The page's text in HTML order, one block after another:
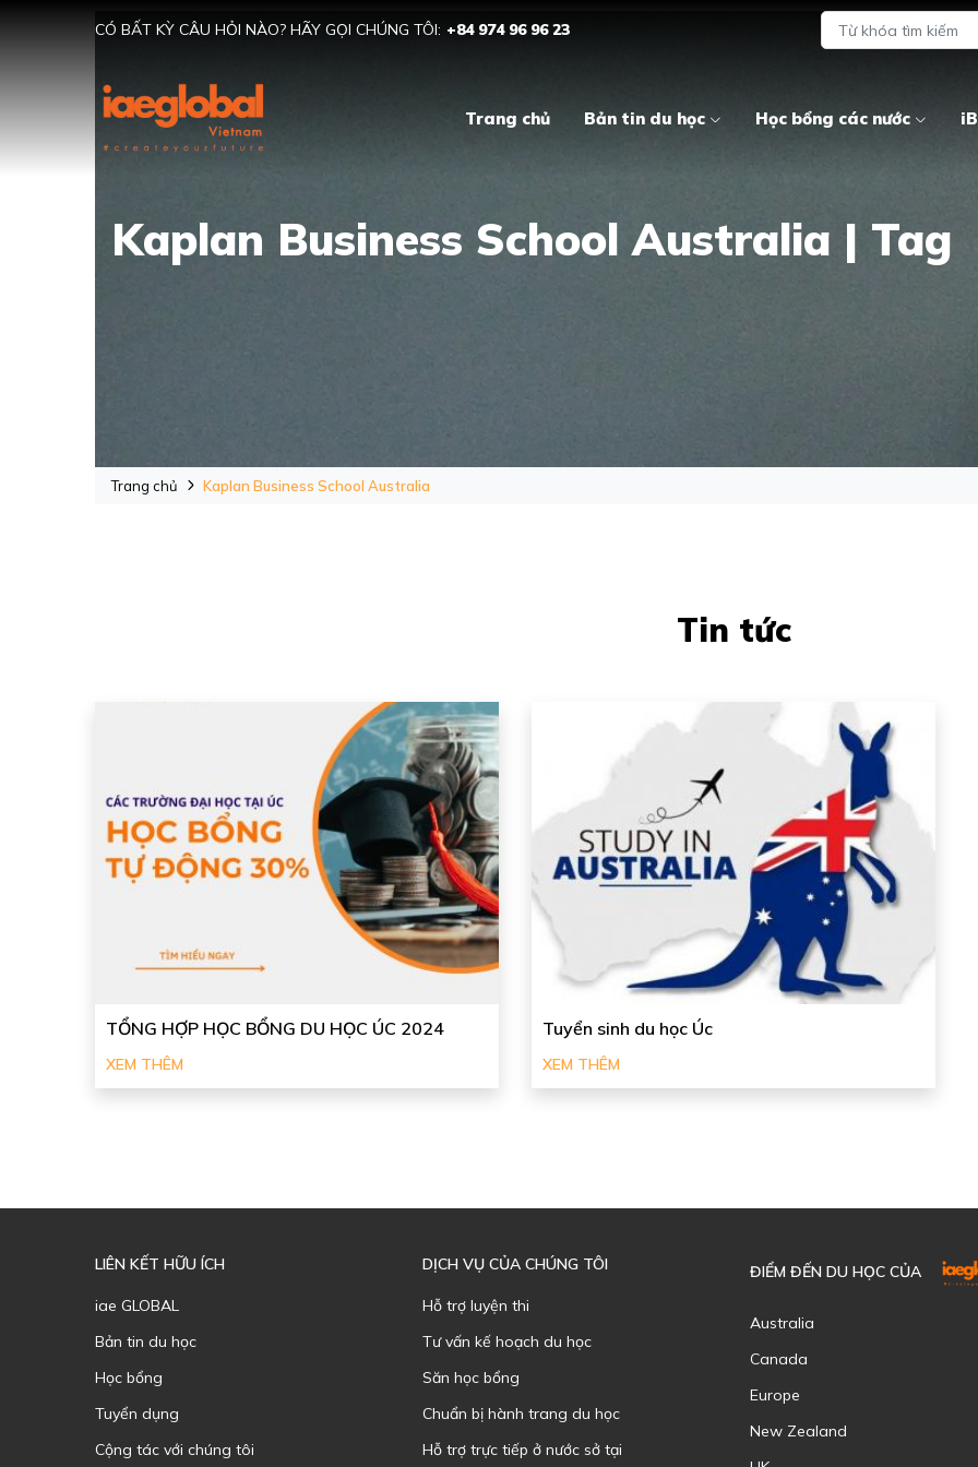
CÓ BẤT KỲ CÂU HỎI NÀO? HÃY GỌI CHÚNG TÔI: +84 974 96 96 23
Trang chủ Bản tin du học Học bổng các nước
Kaplan Business School Australia | Tag
Trang chủ Kaplan Business School Australia
Tin tức
TỔNG HỢP HỌC BỔNG DU HỌC ÚC 2024
XEM THÊM
Tuyển sinh du học Úc
XEM THÊM
LIÊN KẾT HỮU ÍCH
iae GLOBAL
Bản tin du học
Học bổng
Tuyển dụng
Cộng tác với chúng tôi
DỊCH VỤ CỦA CHÚNG TÔI
Hỗ trợ luyện thi
Tư vấn kế hoạch du học
Săn học bổng
Chuẩn bị hành trang du học
Hỗ trợ trực tiếp ở nước sở tại
ĐIỂM ĐẾN DU HỌC CỦA
Australia
Canada
Europe
New Zealand